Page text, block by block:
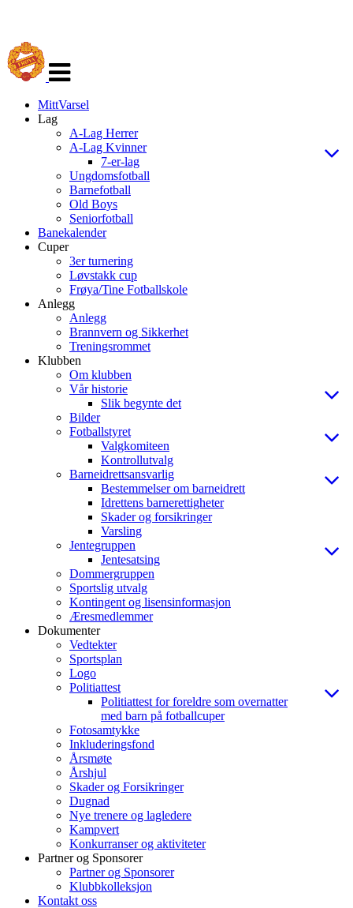
navigasjon
MittVarsel
Lag
A-Lag Herrer
A-Lag Kvinner
7-er-lag
Ungdomsfotball
Barnefotball
Old Boys
Seniorfotball
Banekalender
Cuper
3er turnering
Løvstakk cup
Frøya/Tine Fotballskole
Anlegg
Anlegg
Brannvern og Sikkerhet
Treningsrommet
Klubben
Om klubben
Vår historie
Slik begynte det
Bilder
Fotballstyret
Valgkomiteen
Kontrollutvalg
Barneidrettsansvarlig
Bestemmelser om barneidrett
Idrettens barnerettigheter
Skader og forsikringer
Varsling
Jentegruppen
Jentesatsing
Dommergruppen
Sportslig utvalg
Kontingent og lisensinformasjon
Æresmedlemmer
Dokumenter
Vedtekter
Sportsplan
Logo
Politiattest
Politiattest for foreldre som overnatter
med barn på fotballcuper
Fotosamtykke
Inkluderingsfond
Årsmøte
Årshjul
Skader og Forsikringer
Dugnad
Nye trenere og lagledere
Kampvert
Konkurranser og aktiviteter
Partner og Sponsorer
Partner og Sponsorer
Klubbkolleksjon
Kontakt oss